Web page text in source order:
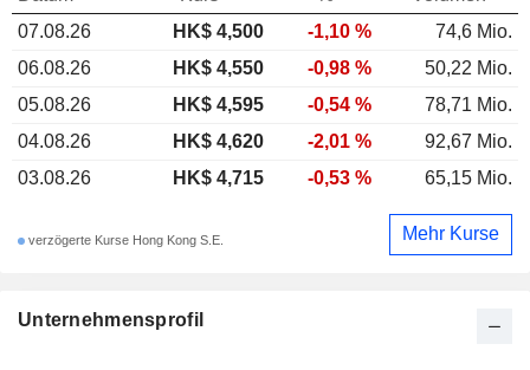
Unternehmensprofil
07.08.26
HK$ 4,500 -1,10 %
74,6 Mio.
06.08.26
HK$ 4,550 -0,98 %
50,22 Mio.
05.08.26
HK$ 4,595 -0,54 %
78,71 Mio.
04.08.26
HK$ 4,620 -2,01 %
92,67 Mio.
03.08.26
HK$ 4,715 -0,53 % 65,15 Mio.
verzögerte Kurse Hong Kong S.E. Mehr Kurse